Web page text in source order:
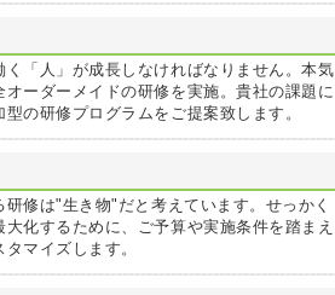
「人」が成長しなければなりません。本気
ーダーメイドの研修を実施。貴社の課題に
の研修プログラムをご提案致します。
修は"生き物"だと考えています。せっかく
化するために、ご予算や実施条件を踏まえ
マイズします。